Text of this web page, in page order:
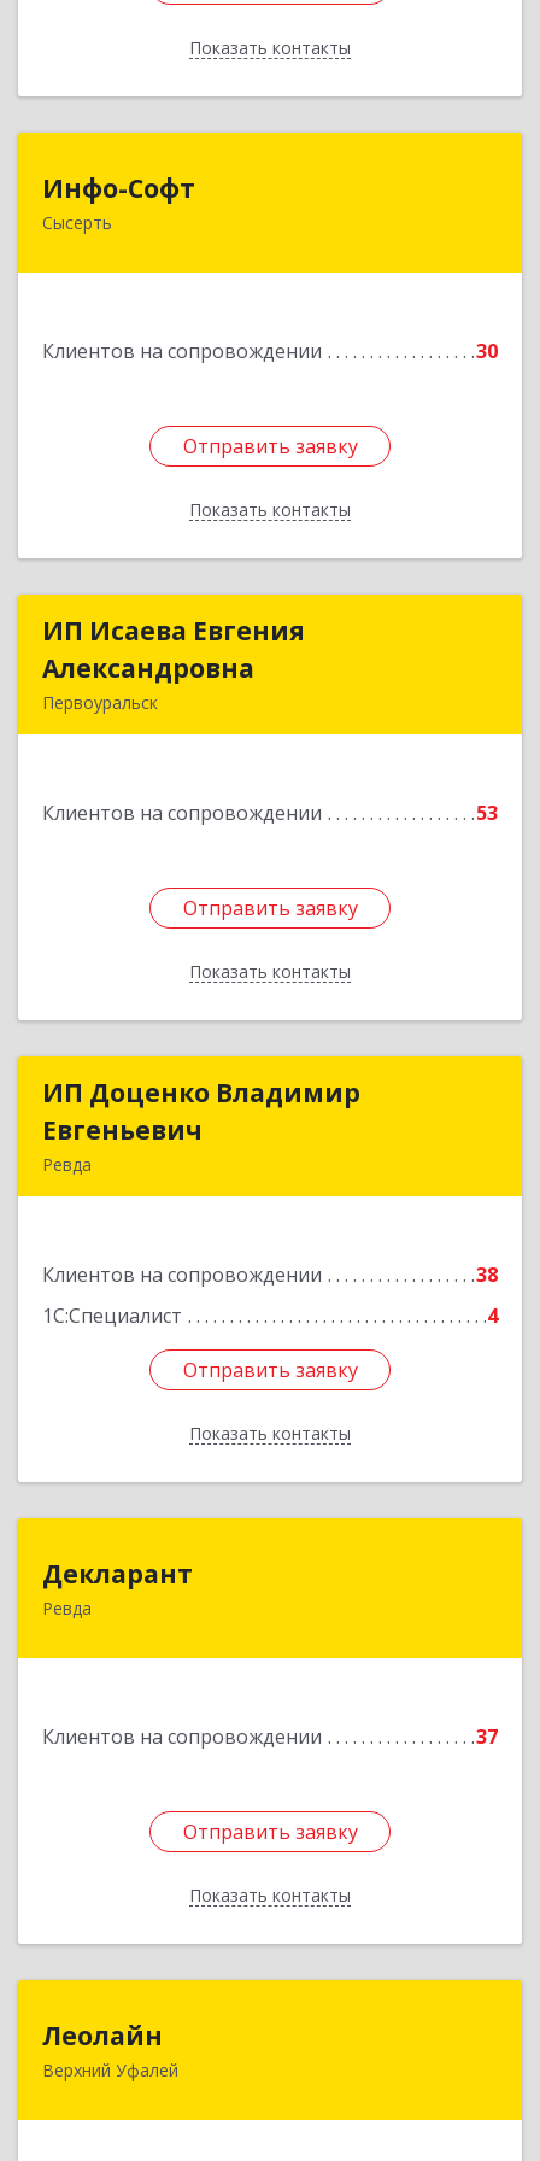
Показать контакты
Назад
Инфо-Софт
Сысерть
Клиентов на сопровождении 30
Отправить заявку
Показать контакты
624021, Свердловская обл, Сысерть г, Коммуны
Отправить заявку
Назад
ИП Исаева Евгения
Александровна
Первоуральск
Клиентов на сопровождении 53
Отправить заявку
Показать контакты
ИП Исаева Евгения
Отправить заявку
Назад
ИП Доценко Владимир
Евгеньевич
Ревда
Клиентов на сопровождении
38
1С:Специалист
4
Отправить заявку
Показать контакты
ИП Доценко Владимир
Подробнее
Отправить заявку
Назад
Декларант
Ревда
Клиентов на сопровождении 37
Отправить заявку
Показать контакты
623280, Свердловская обл, Ревда г, Азина ул,
Отправить заявку
Назад
Леолайн
Верхний Уфалей
456800, Челябинская обл, Верхний Уфалей г,